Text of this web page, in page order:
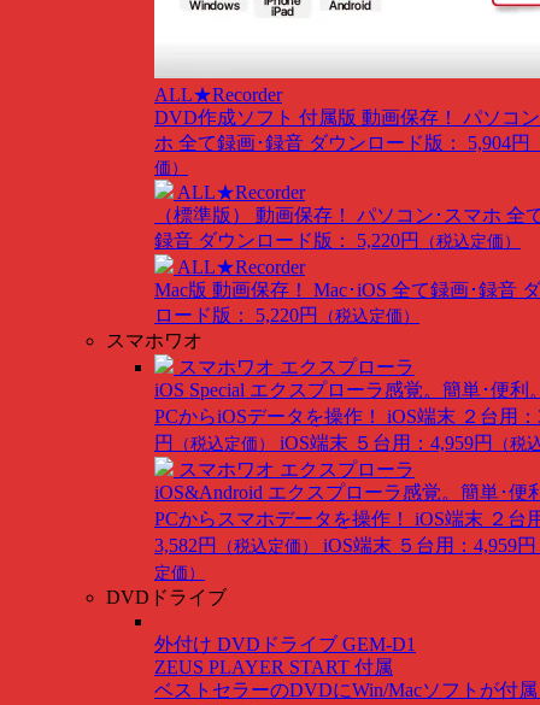
ALL★Recorder
DVD作成ソフト 付属版 動画保存！ パソコ
ホ 全て録画･録音 ダウンロード版： 5,904円
価）
ALL★Recorder
（標準版） 動画保存！ パソコン･スマホ 全
録音 ダウンロード版： 5,220円 （税込定価）
ALL★Recorder
Mac版 動画保存！ Mac･iOS 全て録画･録音
ロード版： 5,220円
（税込定価）
スマホワオ
スマホワオ エクスプローラ
iOS Special エクスプローラ感覚。簡単･便利
PCからiOSデータを操作！ iOS端末 ２台用：
円
（税込定価） iOS端末 ５台用：4,959円 （税
スマホワオ エクスプローラ
iOS&Android エクスプローラ感覚。簡単･便
PCからスマホデータを操作！ iOS端末 ２台
3,582円
（税込定価） iOS端末 ５台用：4,959円
定価）
DVDドライブ
外付け DVDドライブ GEM-D1
ZEUS PLAYER START 付属
ベストセラーのDVDにWin/Macソフトが付